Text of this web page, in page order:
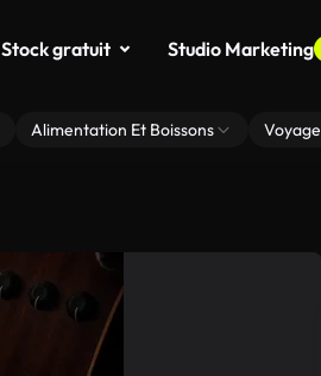
Stock gratuit Studio Marketing
Alimentation Et Boissons Voyage